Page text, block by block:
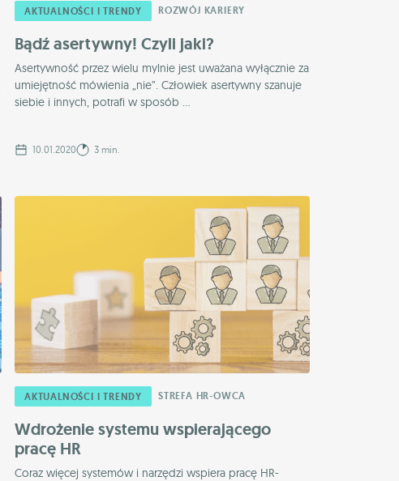
AKTUALNOŚCI I TRENDY ROZWÓJ KARIERY
Bądź asertywny! Czyli jaki?
Asertywność przez wielu mylnie jest uważana wyłącznie za
umiejętność mówienia „nie”. Człowiek asertywny szanuje
siebie i innych, potrafi w sposób ...
10.01.2020 3 min.
AKTUALNOŚCI I TRENDY STREFA HR-OWCA
Wdrożenie systemu wspierającego
pracę HR
Coraz więcej systemów i narzędzi wspiera pracę HR-